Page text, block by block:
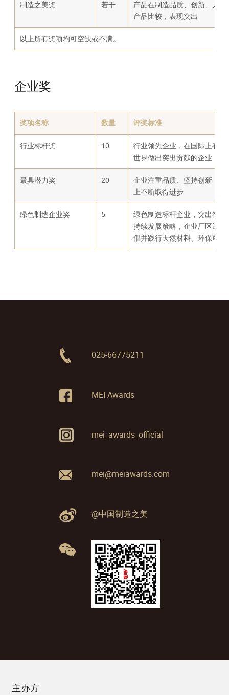
制造之美奖 若干
产品在制造品质、创新、人
产品比较，表现突出
以上所有奖项均可空缺或不满。
企业奖
奖项名称 数量 评奖标准
行业标杆奖 10
行业领先企业，在国际上有
世界做出突出贡献的企业
最具潜力奖 20
企业注重品质、坚持创新，
上不断取得进步
绿色制造企业奖 5
绿色制造标杆企业，突出符
持续发展策略，企业厂区达
倡并践行天然材料、环保可
025-66775211
MEI Awards
mei_awards_official
mei@meiawards.com
@中国制造之美
主办方